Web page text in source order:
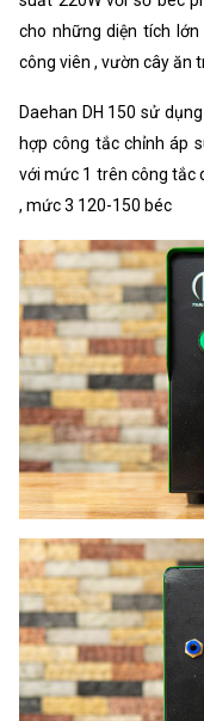
cho những diện tích
công viên , vườn cây ăn
Daehan DH 150 sử
hợp công tắc chỉnh áp
với mức 1 trên công tắc
, mức 3 120-150 béc